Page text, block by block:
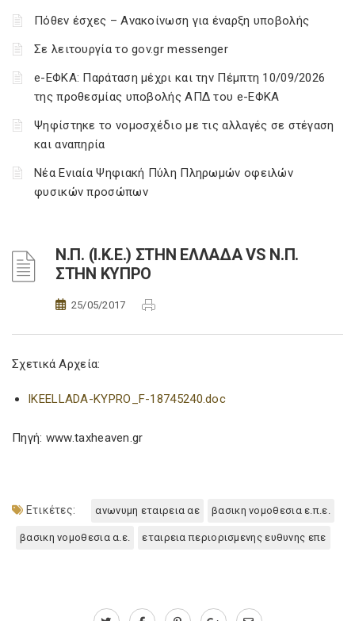
Πόθεν έσχες – Ανακοίνωση για έναρξη υποβολής
Σε λειτουργία το gov.gr messenger
e-ΕΦΚΑ: Παράταση μέχρι και την Πέμπτη 10/09/2026
της προθεσμίας υποβολής ΑΠΔ του e-ΕΦΚΑ
Ψηφίστηκε το νομοσχέδιο με τις αλλαγές σε στέγαση
και αναπηρία
Νέα Ενιαία Ψηφιακή Πύλη Πληρωμών οφειλών
φυσικών προσώπων
Ν.Π. (Ι.Κ.Ε.) ΣΤΗΝ ΕΛΛΑΔΑ VS Ν.Π.
ΣΤΗΝ ΚΥΠΡΟ
25/05/2017
Σχετικά Αρχεία:
IKEELLADA-KYPRO_F-18745240.doc
Πηγή: www.taxheaven.gr
Ετικέτες: ανωνυμη εταιρεια αε βασικη νομοθεσια ε.π.ε.
βασικη νομοθεσια α.ε. εταιρεια περιορισμενης ευθυνης επε